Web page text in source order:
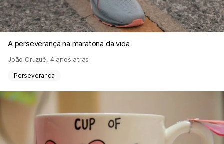
A perseverança na maratona da vida
João Cruzué, 4 anos atrás
Perseverança